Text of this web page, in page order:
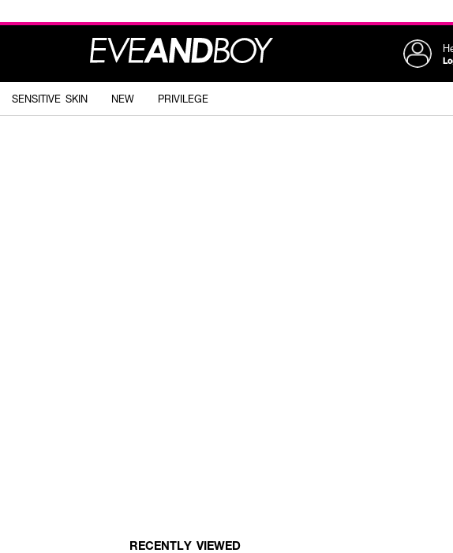
SENSITIVE SKIN NEW PRIVILEGE
RECENTLY VIEWED